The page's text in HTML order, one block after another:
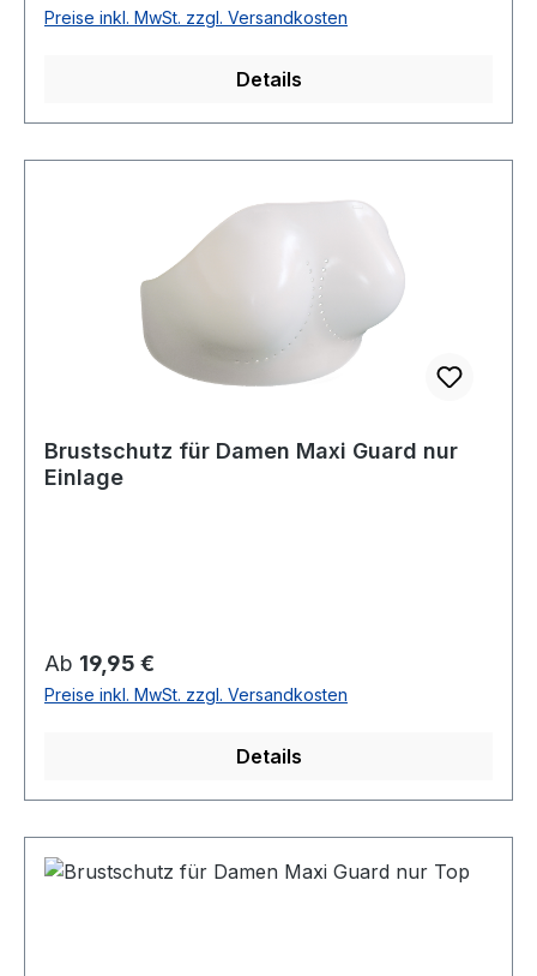
Preise inkl. MwSt. zzgl. Versandkosten
Details
Brustschutz für Damen Maxi Guard nur
Einlage
Regulärer Preis:
Ab 19,95 €
Preise inkl. MwSt. zzgl. Versandkosten
Details